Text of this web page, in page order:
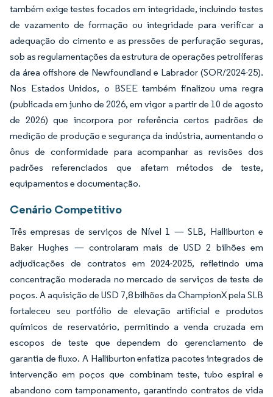
também exige testes focados em integridade, incluindo testes
de vazamento de formação ou integridade para verificar a
adequação do cimento e as pressões de perfuração seguras,
sob as regulamentações da estrutura de operações petrolíferas
da área offshore de Newfoundland e Labrador (SOR/2024-25).
Nos Estados Unidos, o BSEE também finalizou uma regra
(publicada em junho de 2026, em vigor a partir de 10 de agosto
de 2026) que incorpora por referência certos padrões de
medição de produção e segurança da indústria, aumentando o
ônus de conformidade para acompanhar as revisões dos
padrões referenciados que afetam métodos de teste,
equipamentos e documentação.
Cenário Competitivo
Três empresas de serviços de Nível 1 — SLB, Halliburton e
Baker Hughes — controlaram mais de USD 2 bilhões em
adjudicações de contratos em 2024-2025, refletindo uma
concentração moderada no mercado de serviços de teste de
poços. A aquisição de USD 7,8 bilhões da ChampionX pela SLB
fortaleceu seu portfólio de elevação artificial e produtos
químicos de reservatório, permitindo a venda cruzada em
escopos de teste que dependem do gerenciamento de
garantia de fluxo. A Halliburton enfatiza pacotes integrados de
intervenção em poços que combinam teste, tubo espiral e
abandono com tamponamento, garantindo contratos de vida